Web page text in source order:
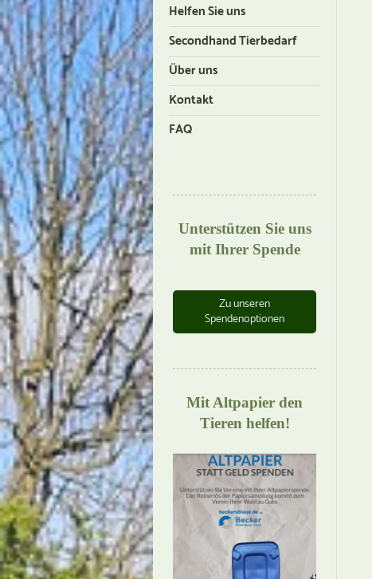
Helfen Sie uns
Secondhand Tierbedarf
Über uns
Kontakt
FAQ
Unterstützen Sie uns
mit Ihrer Spende
Zu unseren
Spendenoptionen
Mit Altpapier den
Tieren helfen!